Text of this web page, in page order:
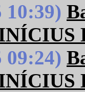
10:39)
09:24)